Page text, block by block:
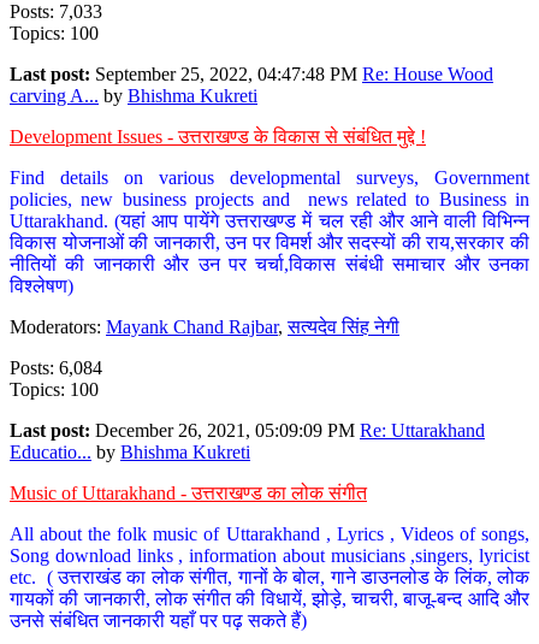
Posts: 7,033
Topics: 100
Last post: September 25, 2022, 04:47:48 PM Re: House Wood
carving A... by Bhishma Kukreti
Development Issues - उत्तराखण्ड के विकास से संबंधित मुद्दे !
Find details on various developmental surveys, Government
policies, new business projects and news related to Business in
Uttarakhand. (यहां आप पायेंगे उत्तराखण्ड में चल रही और आने वाली विभिन्न
विकास योजनाओं की जानकारी, उन पर विमर्श और सदस्यों की राय,सरकार की
नीतियों की जानकारी और उन पर चर्चा,विकास संबंधी समाचार और उनका
विश्लेषण)
Moderators: Mayank Chand Rajbar,सत्यदेव सिंह नेगी
Posts: 6,084
Topics: 100
Last post: December 26, 2021, 05:09:09 PM Re: Uttarakhand
Educatio... by Bhishma Kukreti
Music of Uttarakhand - उत्तराखण्ड का लोक संगीत
All about the folk music of Uttarakhand , Lyrics , Videos of songs,
Song download links , information about musicians ,singers, lyricist
etc. ( उत्तराखंड का लोक संगीत, गानों के बोल, गाने डाउनलोड के लिंक, लोक
गायकों की जानकारी, लोक संगीत की विधायें, झोड़े, चाचरी, बाजू-बन्द आदि और
उनसे संबंधित जानकारी यहाँ पर पढ़ सकते हैं)